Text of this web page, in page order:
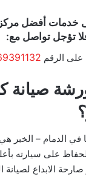
أفضل مركز
تؤجل تواصل مع:
على الرقم
صيانة
الدمام – الخبر
على سيارته
الابداع لصيانة